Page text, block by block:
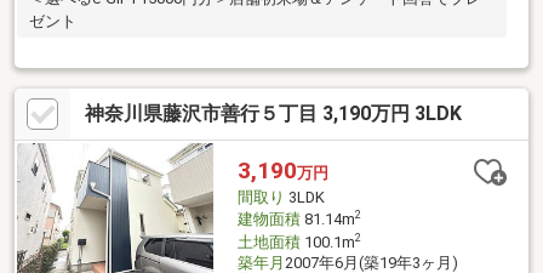
ゼント
神奈川県藤沢市善行５丁目 3,190万円 3LDK
3,190万円
間取り 3LDK
建物面積81.14m2
土地面積100.1m2
築年月 2007年6月(築19年3ヶ月)